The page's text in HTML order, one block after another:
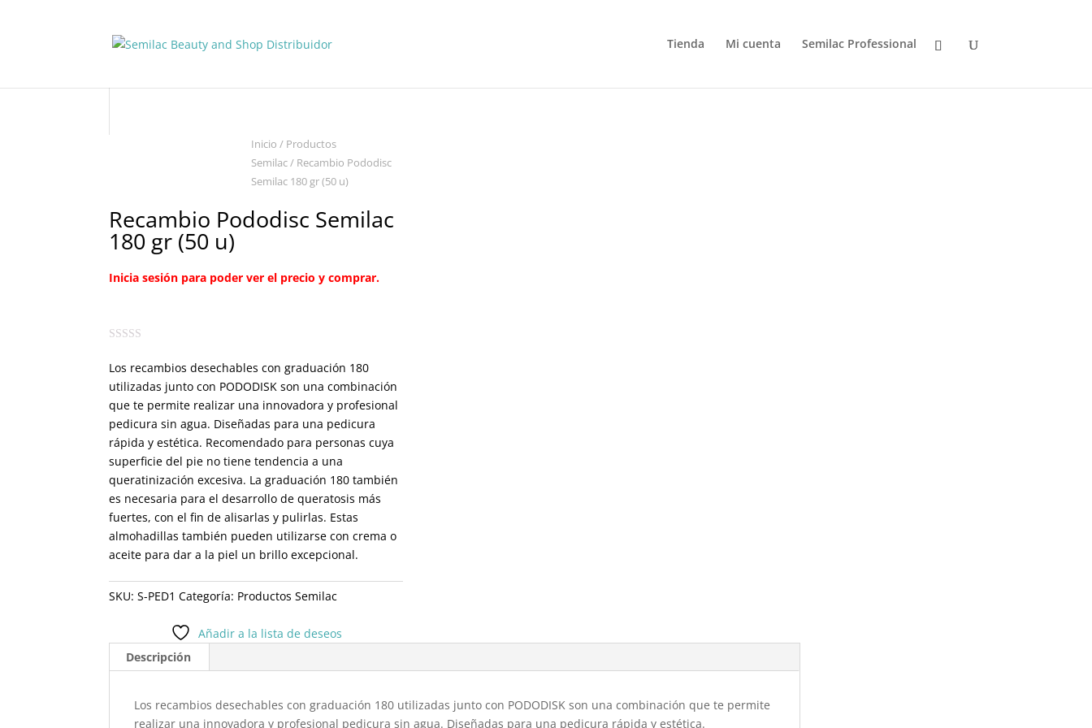
Tienda Mi cuenta Semilac Professional
Inicio / Productos
Semilac/ Recambio Pododisc
Semilac 180 gr (50 u)
Recambio Pododisc Semilac
180 gr (50 u)
Inicia sesión para poder ver el precio y comprar.
Los recambios desechables con graduación 180
utilizadas junto con PODODISK son una combinación
que te permite realizar una innovadora y profesional
pedicura sin agua. Diseñadas para una pedicura
rápida y estética. Recomendado para personas cuya
superficie del pie no tiene tendencia a una
queratinización excesiva. La graduación 180 también
es necesaria para el desarrollo de queratosis más
fuertes, con el fin de alisarlas y pulirlas. Estas
almohadillas también pueden utilizarse con crema o
aceite para dar a la piel un brillo excepcional.
SKU:S-PED1 Categoría: Productos Semilac
Añadir a la lista de deseos
Descripción
Los recambios desechables con graduación 180 utilizadas junto con PODODISK son una combinación que te permite
realizar una innovadora y profesional pedicura sin agua. Diseñadas para una pedicura rápida y estética.